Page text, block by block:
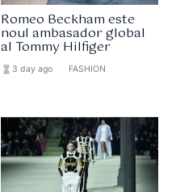
Romeo Beckham este
noul ambasador global
al Tommy Hilfiger
hourglass_full 3 day ago FASHION